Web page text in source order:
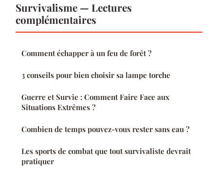
Survivalisme — Lectures
complémentaires
Comment échapper à un feu de forêt ?
3 conseils pour bien choisir sa lampe torche
Guerre et Survie : Comment Faire Face aux
Situations Extrêmes ?
Combien de temps pouvez-vous rester sans eau ?
Les sports de combat que tout survivaliste devrait
pratiquer